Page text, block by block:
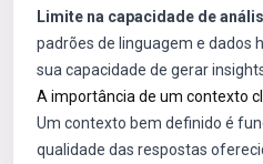
Limite na capacidade de
padrões de linguagem e dados
sua capacidade de gerar
A importância de um contexto
Um contexto bem definido é
qualidade das respostas